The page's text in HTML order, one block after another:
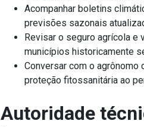
Acompanhar boletins
previsões sazonais
Revisar o seguro agrícola e
municípios historicamente
Conversar com o
proteção fitossanitária ao
Autoridade